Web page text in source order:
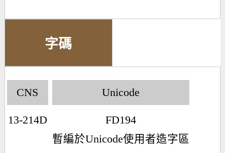
字碼
CNS
13-214D
Unicode
FD194
暫編於Unicode使用者造字區